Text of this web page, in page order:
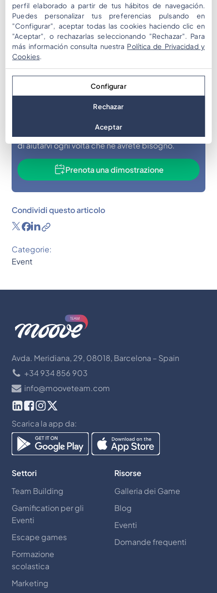
dimostrazioni: una per un tour gamificato della città e
l’altra una guida turistica di Siviglia. Siamo felici di
poter nuovamente presentare le nostre soluzioni al
mondo.
Vi aspettiamo allo stand 1A18
Se avete domande, i nostri specialisti saranno lieti
di aiutarvi ogni volta che ne avrete bisogno.
Prenota una dimostrazione
Condividi questo articolo
Categorie:
Event
Avda. Meridiana, 29, 08018, Barcelona – Spain
+34 934 856 903
info@mooveteam.com
Scarica la app da:
Settori
Team Building
Gamification per gli
Eventi
Escape games
Formazione
scolastica
Marketing
Risorse
Galleria dei Game
Blog
Eventi
Domande frequenti
perfil elaborado a partir de tus hábitos de navegación.
Puedes personalizar tus preferencias pulsando en
"Configurar", aceptar todas las cookies haciendo clic en
"Aceptar", o rechazarlas seleccionando "Rechazar". Para
más información consulta nuestra Política de Privacidad y
Cookies.
Configurar
Rechazar
Aceptar